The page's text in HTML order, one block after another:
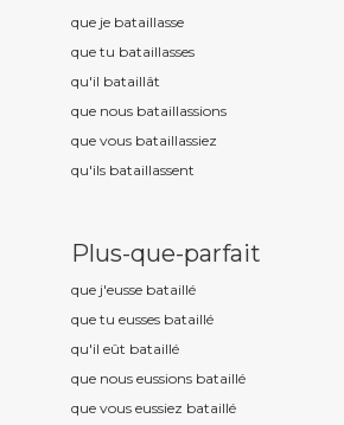
que je bataillasse
que tu bataillasses
qu'il bataillât
que nous bataillassions
que vous bataillassiez
qu'ils bataillassent
Plus-que-parfait
que j'eusse bataillé
que tu eusses bataillé
qu'il eût bataillé
que nous eussions bataillé
que vous eussiez bataillé